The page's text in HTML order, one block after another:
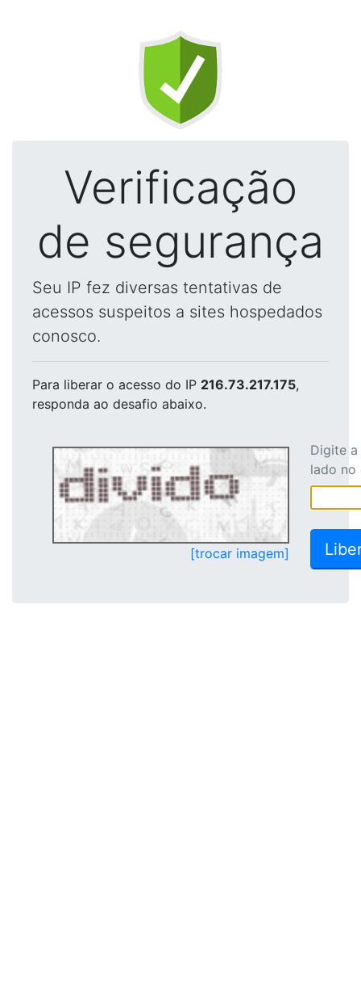
Verificação
de segurança
Seu IP fez diversas tentativas de
acessos suspeitos a sites hospedados
conosco.
Para liberar o acesso do IP 216.73.217.175,
responda ao desafio abaixo.
[trocar imagem]
Digite
lado no